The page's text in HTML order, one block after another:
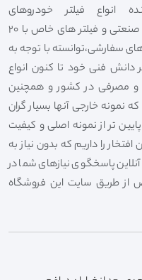
انواع فیلتر خودروهای
سواری،سنگین،راهسازی و دستگاه های صنعتی و فیلتر های خاص با 20
سفارشی،توانسته با توجه به
دانش فنی خود تا کنون انواع
و مصرفی در کشور و همچنین
نمونه خارجی آنها بسیار گران
تر از نمونه اصلی و کیفیت
را داریم که بدون نیاز به
پاسخگوی نیازهای شما در
از طریق سایت این فروشگاه